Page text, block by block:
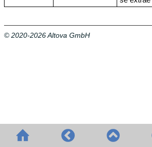
© 2020-2026 Altova GmbH